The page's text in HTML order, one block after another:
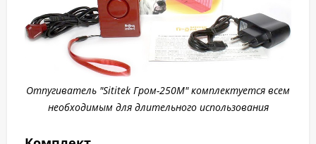
Отпугиватель "Sititek Гром-250М" комплектуется всем
необходимым для длительного использования